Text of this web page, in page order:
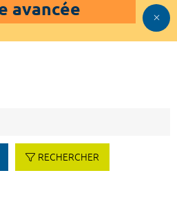
avancée
RECHERCHER